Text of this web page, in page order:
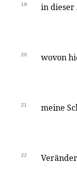
19 in dieser
20 wovon
21 meine
22